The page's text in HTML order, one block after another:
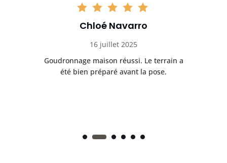
Chloé Navarro
16 juillet 2025
Goudronnage maison réussi. Le terrain a
été bien préparé avant la pose.